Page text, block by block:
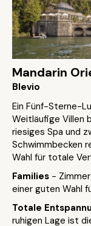
Mandarin
Blevio
Ein Fünf-Sterne-
Weitläufige Villen
riesiges Spa und
Schwimmbecken
Wahl für totale
Families -
einer guten Wahl
Totale
ruhigen Lage ist